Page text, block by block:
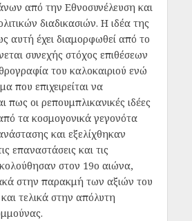
από την Εθνοσυνέλευση και
διαδικασιών. Η ιδέα της
έχει διαμορφωθεί από το
συνεχής στόχος επιθέσεων
του καλοκαιριού ενώ
που επιχειρείται να
πως οι ρεπουμπλικανικές ιδέες
τα κοσμογονικά γεγονότα
και εξελίχθηκαν
επαναστάσεις και τις
στον 19ο αιώνα,
στην παρακμή των αξιών του
τελικά στην απόλυτη